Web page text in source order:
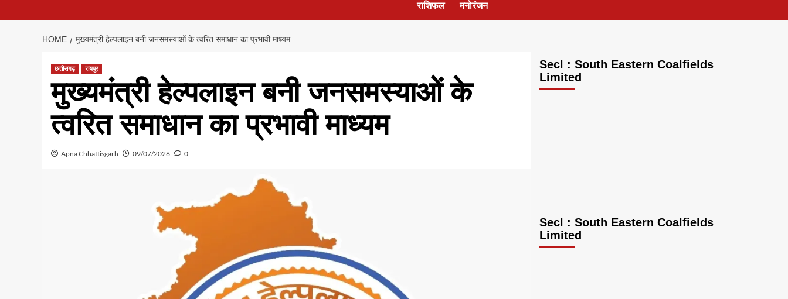
राशिफल मनोरंजन
HOME मुख्यमंत्री हेल्पलाइन बनी जनसमस्याओं के त्वरित समाधान का प्रभावी माध्यम
छत्तीसगढ़ रायपुर
मुख्यमंत्री हेल्पलाइन बनी जनसमस्याओं के
त्वरित समाधान का प्रभावी माध्यम
Apna Chhattisgarh 09/07/2026 0
Secl : South Eastern Coalfields
Limited
Secl : South Eastern Coalfields
Limited